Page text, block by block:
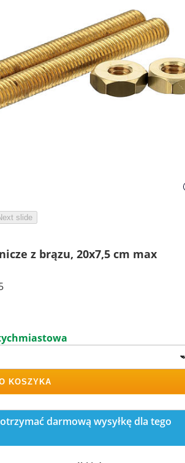
slide
z brązu, 20x7,5 cm max
KOSZYKA
darmową wysyłkę dla tego